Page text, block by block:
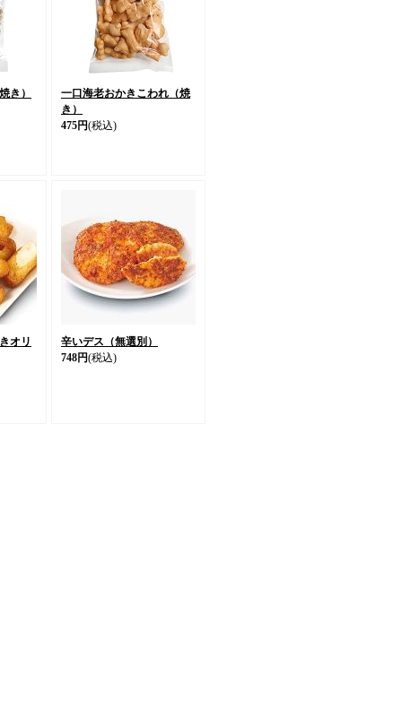
き）
一口海老おかきこわれ（焼
き）
475円(税込)
オリ
辛いデス（無選別）
748円(税込)